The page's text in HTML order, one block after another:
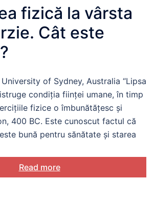
fizică la vârsta
Cât este
of Sydney, Australia “Lipsa
condiția ființei umane, în timp
fizice o îmbunătățesc și
400 BC. Este cunoscut factul că
bună pentru sănătate și starea
Read more